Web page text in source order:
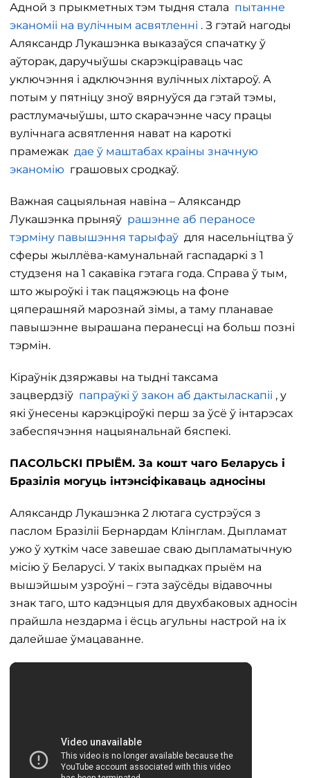
Адной з прыкметных тэм тыдня стала пытанне
эканоміі на вулічным асвятленні . З гэтай нагоды
Аляксандр Лукашэнка выказаўся спачатку ў
аўторак, даручыўшы скарэкціраваць час
уключэння і адключэння вулічных ліхтароў. А
потым у пятніцу зноў вярнуўся да гэтай тэмы,
растлумачыўшы, што скарачэнне часу працы
вулічнага асвятлення нават на кароткі
прамежак дае ў маштабах краіны значную
эканомію грашовых сродкаў.
Важная сацыяльная навіна – Аляксандр
Лукашэнка прыняў рашэнне аб пераносе
тэрміну павышэння тарыфаў для насельніцтва ў
сферы жыллёва-камунальнай гаспадаркі з 1
студзеня на 1 сакавіка гэтага года. Справа ў тым,
што жыроўкі і так пацяжэюць на фоне
цяперашняй марознай зімы, а таму планавае
павышэнне вырашана перанесці на больш позні
тэрмін.
Кіраўнік дзяржавы на тыдні таксама
зацвердзіў папраўкі ў закон аб дактыласкапіі , у
які ўнесены карэкціроўкі перш за ўсё ў інтарэсах
забеспячэння нацыянальнай бяспекі.
ПАСОЛЬСКІ ПРЫЁМ. За кошт чаго Беларусь і
Бразілія могуць інтэнсіфікаваць адносіны
Аляксандр Лукашэнка 2 лютага сустрэўся з
паслом Бразіліі Бернардам Клінглам. Дыпламат
ужо ў хуткім часе завешае сваю дыпламатычную
місію ў Беларусі. У такіх выпадках прыём на
вышэйшым узроўні – гэта заўсёды відавочны
знак таго, што кадэнцыя для двухбаковых адносін
прайшла нездарма і ёсць агульны настрой на іх
далейшае ўмацаванне.